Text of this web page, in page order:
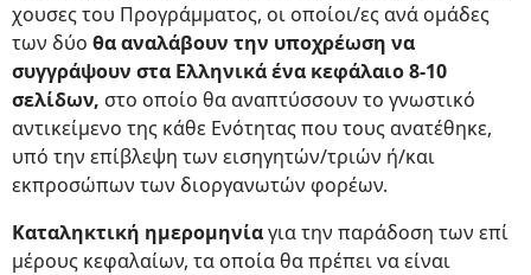
χουσες του Προγράμματος, οι οποίοι/ες ανά ομάδες
των δύο θα αναλάβουν την υποχρέωση να
συγγράψουν στα Ελληνικά ένα κεφάλαιο 8-10
σελίδων, στο οποίο θα αναπτύσσουν το γνωστικό
αντικείμενο της κάθε Ενότητας που τους ανατέθηκε,
υπό την επίβλεψη των εισηγητών/τριών ή/και
εκπροσώπων των διοργανωτών φορέων.
Καταληκτική ημερομηνίαγια την παράδοση των επί
μέρους κεφαλαίων, τα οποία θα πρέπει να είναι